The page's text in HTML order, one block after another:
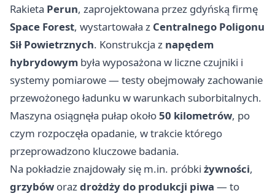
Rakieta Perun, zaprojektowana przez gdyńską firmę
Space Forest, wystartowała z Centralnego Poligonu
Sił Powietrznych. Konstrukcja z napędem
hybrydowym była wyposażona w liczne czujniki i
systemy pomiarowe — testy obejmowały zachowanie
przewożonego ładunku w warunkach suborbitalnych.
Maszyna osiągnęła pułap około50 kilometrów, po
czym rozpoczęła opadanie, w trakcie którego
przeprowadzono kluczowe badania.
Na pokładzie znajdowały się m.in. próbki żywności,
grzybów orazdrożdży do produkcji piwa — to